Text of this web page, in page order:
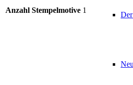
Anzahl Stempelmotive 1